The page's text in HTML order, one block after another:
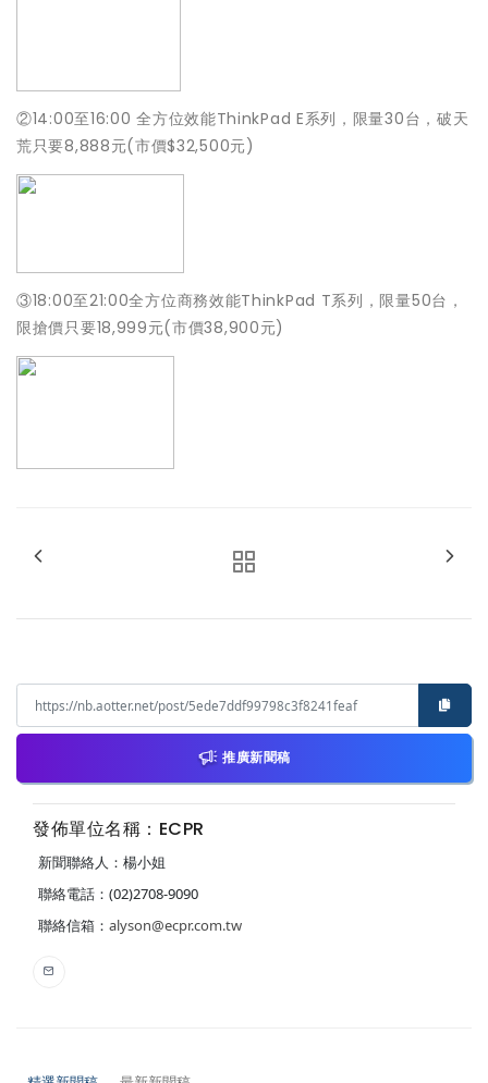
②14:00至16:00 全方位效能ThinkPad E系列，限量30台，破天
荒只要8,888元(市價$32,500元)
③18:00至21:00全方位商務效能ThinkPad T系列，限量50台，
限搶價只要18,999元(市價38,900元)
推廣新聞稿
發佈單位名稱：ECPR
新聞聯絡人：楊小姐
聯絡電話：(02)2708-9090
聯絡信箱： alyson@ecpr.com.tw